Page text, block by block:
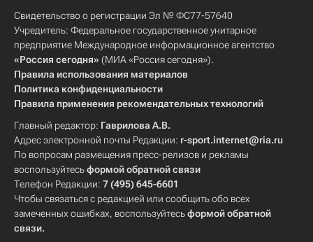
Свидетельство о регистрации Эл № ФС77-57640
Учредитель: Федеральное государственное унитарное
предприятие Международное информационное агентство
«Россия сегодня» (МИА «Россия сегодня»).
Правила использования материалов
Политика конфиденциальности
Правила применения рекомендательных технологий
Главный редактор: Гаврилова А.В.
Адрес электронной почты Редакции: r-sport.internet@ria.ru
По вопросам размещения пресс-релизов и рекламы
воспользуйтесьформой обратной связи
Телефон Редакции: 7 (495) 645-6601
Чтобы связаться с редакцией или сообщить обо всех
замеченных ошибках, воспользуйтесьформой обратной
связи.